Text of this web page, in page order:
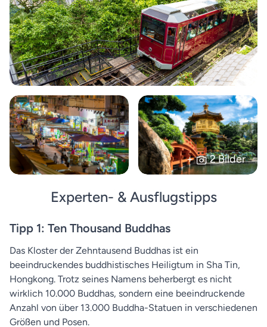
+ 2 Bilder
Experten- & Ausflugstipps
Tipp 1: Ten Thousand Buddhas
Das Kloster der Zehntausend Buddhas ist ein
beeindruckendes buddhistisches Heiligtum in Sha Tin,
Hongkong. Trotz seines Namens beherbergt es nicht
wirklich 10.000 Buddhas, sondern eine beeindruckende
Anzahl von über 13.000 Buddha-Statuen in verschiedenen
Größen und Posen.